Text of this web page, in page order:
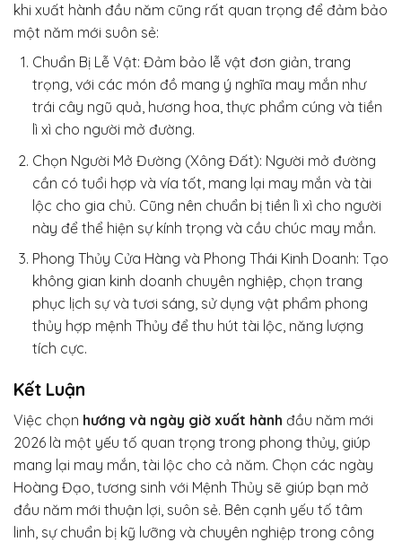
khi xuất hành đầu năm cũng rất quan trọng để đảm bảo
một năm mới suôn sẻ:
Chuẩn Bị Lễ Vật: Đảm bảo lễ vật đơn giản, trang
trọng, với các món đồ mang ý nghĩa may mắn như
trái cây ngũ quả, hương hoa, thực phẩm cúng và tiền
lì xì cho người mở đường.
Chọn Người Mở Đường (Xông Đất): Người mở đường
cần có tuổi hợp và vía tốt, mang lại may mắn và tài
lộc cho gia chủ. Cũng nên chuẩn bị tiền lì xì cho người
này để thể hiện sự kính trọng và cầu chúc may mắn.
Phong Thủy Cửa Hàng và Phong Thái Kinh Doanh: Tạo
không gian kinh doanh chuyên nghiệp, chọn trang
phục lịch sự và tươi sáng, sử dụng vật phẩm phong
thủy hợp mệnh Thủy để thu hút tài lộc, năng lượng
tích cực.
Kết Luận
Việc chọn hướng và ngày giờ xuất hành đầu năm mới
2026 là một yếu tố quan trọng trong phong thủy, giúp
mang lại may mắn, tài lộc cho cả năm. Chọn các ngày
Hoàng Đạo, tương sinh với Mệnh Thủy sẽ giúp bạn mở
đầu năm mới thuận lợi, suôn sẻ. Bên cạnh yếu tố tâm
linh, sự chuẩn bị kỹ lưỡng và chuyên nghiệp trong công